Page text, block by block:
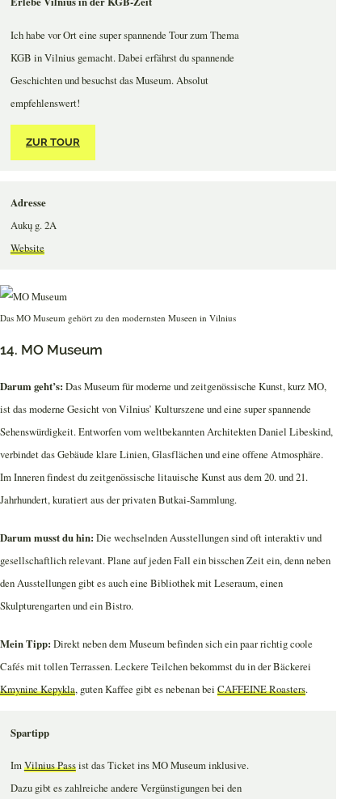
Ich habe vor Ort eine super spannende Tour zum Thema
KGB in Vilnius gemacht. Dabei erfährst du spannende
Geschichten und besuchst das Museum. Absolut
empfehlenswert!
ZUR TOUR
Adresse
Aukų g. 2A
Website
Das MO Museum gehört zu den modernsten Museen in Vilnius
14. MO Museum
Darum geht’s: Das Museum für moderne und zeitgenössische Kunst, kurz MO,
ist das moderne Gesicht von Vilnius’ Kulturszene und eine super spannende
Sehenswürdigkeit. Entworfen vom weltbekannten Architekten Daniel Libeskind,
verbindet das Gebäude klare Linien, Glasflächen und eine offene Atmosphäre.
Im Inneren findest du zeitgenössische litauische Kunst aus dem 20. und 21.
Jahrhundert, kuratiert aus der privaten Butkai-Sammlung.
Darum musst du hin: Die wechselnden Ausstellungen sind oft interaktiv und
gesellschaftlich relevant. Plane auf jeden Fall ein bisschen Zeit ein, denn neben
den Ausstellungen gibt es auch eine Bibliothek mit Leseraum, einen
Skulpturengarten und ein Bistro.
Mein Tipp: Direkt neben dem Museum befinden sich ein paar richtig coole
Cafés mit tollen Terrassen. Leckere Teilchen bekommst du in der Bäckerei
Kmynine Kepykla, guten Kaffee gibt es nebenan bei CAFFEINE Roasters.
Spartipp
ImVilnius Passist das Ticket ins MO Museum inklusive.
Dazu gibt es zahlreiche andere Vergünstigungen bei den